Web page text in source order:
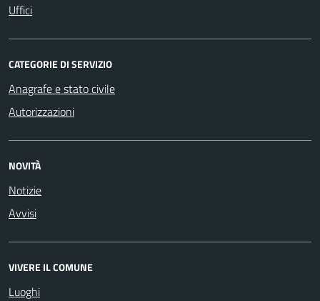
Uffici
CATEGORIE DI SERVIZIO
Anagrafe e stato civile
Autorizzazioni
NOVITÀ
Notizie
Avvisi
VIVERE IL COMUNE
Luoghi